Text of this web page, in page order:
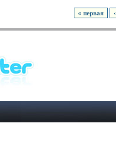
« первая